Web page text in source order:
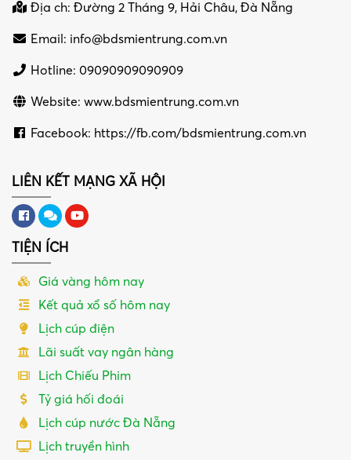
Địa ch: Đường 2 Tháng 9, Hải Châu, Đà Nẵng
Email: info@bdsmientrung.com.vn
Hotline: 09090909090909
Website: www.bdsmientrung.com.vn
Facebook: https://fb.com/bdsmientrung.com.vn
LIÊN KẾT MẠNG XÃ HỘI
TIỆN ÍCH
Giá vàng hôm nay
Kết quả xổ số hôm nay
Lịch cúp điện
Lãi suất vay ngân hàng
Lịch Chiếu Phim
Tỷ giá hối đoái
Lịch cúp nước Đà Nẵng
Lịch truyền hình